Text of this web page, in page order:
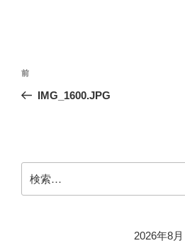
投
ー
シ
前
の
前
IMG_1600.JPG
索:
2026年8月